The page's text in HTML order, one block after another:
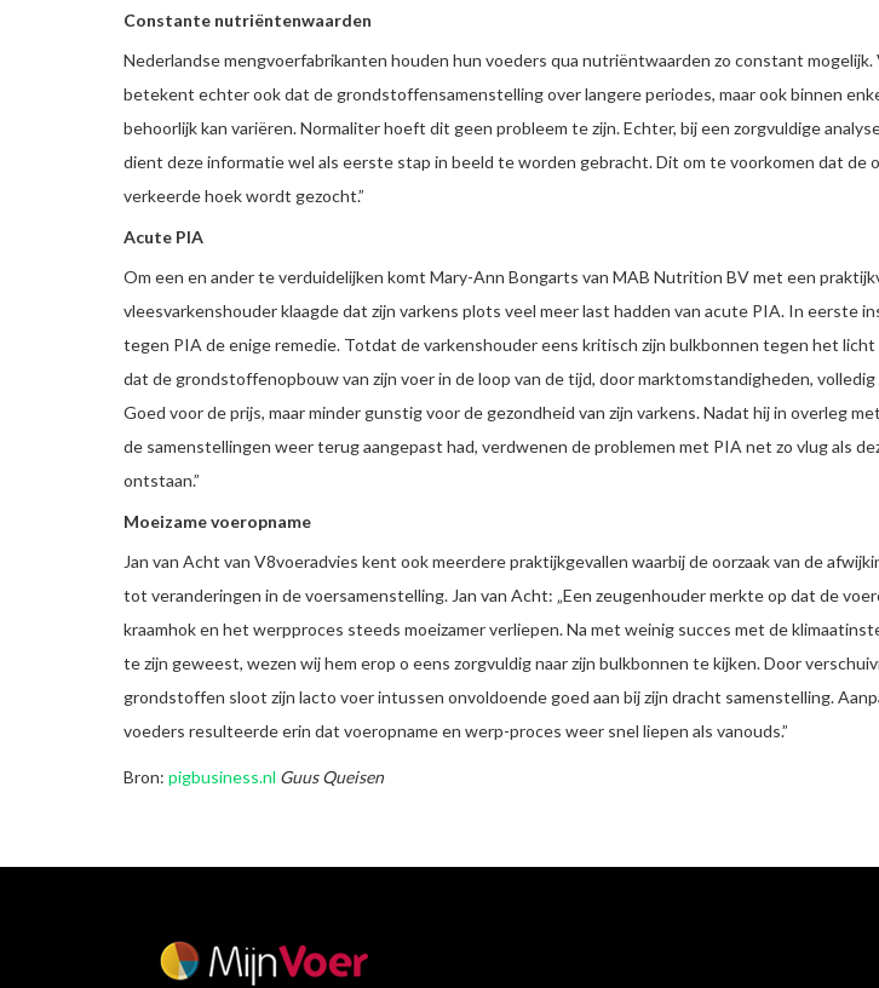
Constante nutriëntenwaarden
Nederlandse mengvoerfabrikanten houden hun voeders qua nutriëntwaarden zo constant mogelijk.
betekent echter ook dat de grondstoffensamenstelling over langere periodes, maar ook binnen
behoorlijk kan variëren. Normaliter hoeft dit geen probleem te zijn. Echter, bij een zorgvuldige
dient deze informatie wel als eerste stap in beeld te worden gebracht. Dit om te voorkomen dat de
verkeerde hoek wordt gezocht.”
Acute PIA
Om een en ander te verduidelijken komt Mary-Ann Bongarts van MAB Nutrition BV met een
vleesvarkenshouder klaagde dat zijn varkens plots veel meer last hadden van acute PIA. In eerste
tegen PIA de enige remedie. Totdat de varkenshouder eens kritisch zijn bulkbonnen tegen het
dat de grondstoffenopbouw van zijn voer in de loop van de tijd, door marktomstandigheden,
Goed voor de prijs, maar minder gunstig voor de gezondheid van zijn varkens. Nadat hij in overleg
de samenstellingen weer terug aangepast had, verdwenen de problemen met PIA net zo vlug als
ontstaan.”
Moeizame voeropname
Jan van Acht van V8voeradvies kent ook meerdere praktijkgevallen waarbij de oorzaak van de
tot veranderingen in de voersamenstelling. Jan van Acht: „Een zeugenhouder merkte op dat de
kraamhok en het werpproces steeds moeizamer verliepen. Na met weinig succes met de
te zijn geweest, wezen wij hem erop o eens zorgvuldig naar zijn bulkbonnen te kijken. Door
grondstoffen sloot zijn lacto voer intussen onvoldoende goed aan bij zijn dracht samenstelling.
voeders resulteerde erin dat voeropname en werp-proces weer snel liepen als vanouds.”
Bron: pigbusiness.nl Guus Queisen